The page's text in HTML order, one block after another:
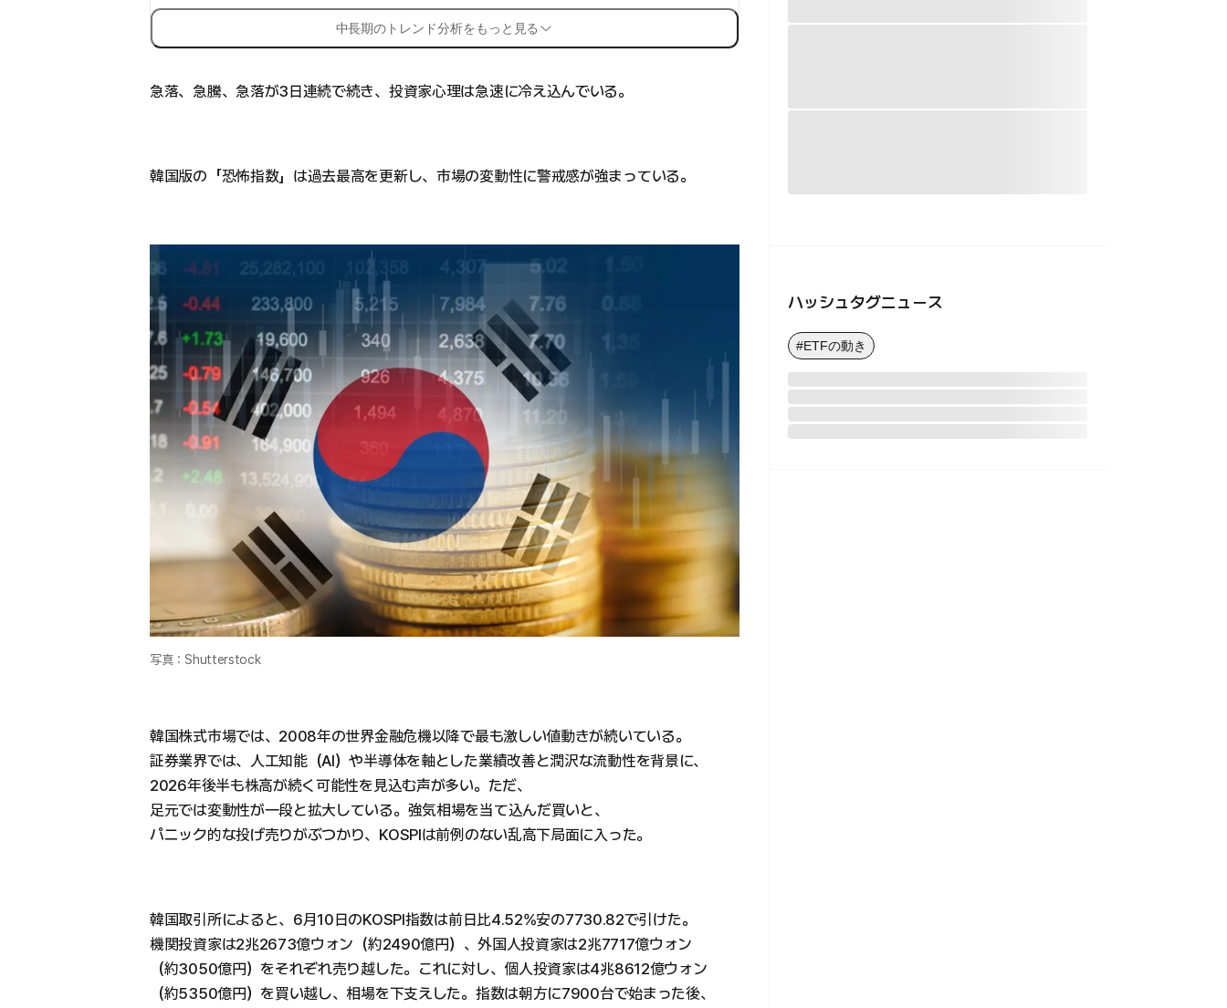
中長期のトレンド分析をもっと見る
急落、急騰、急落が3日連続で続き、投資家心理は急速に冷え込んでいる。
韓国版の「恐怖指数」は過去最高を更新し、市場の変動性に警戒感が強まっている。
写真：Shutterstock
韓国株式市場では、2008年の世界金融危機以降で最も激しい値動きが続いている。
証券業界では、人工知能（AI）や半導体を軸とした業績改善と潤沢な流動性を背景に、
2026年後半も株高が続く可能性を見込む声が多い。ただ、
足元では変動性が一段と拡大している。強気相場を当て込んだ買いと、
パニック的な投げ売りがぶつかり、KOSPIは前例のない乱高下局面に入った。
韓国取引所によると、6月10日のKOSPI指数は前日比4.52%安の7730.82で引けた。
機関投資家は2兆2673億ウォン（約2490億円）、外国人投資家は2兆7717億ウォン
（約3050億円）をそれぞれ売り越した。これに対し、個人投資家は4兆8612億ウォン
（約5350億円）を買い越し、相場を下支えした。指数は朝方に7900台で始まった後、
ハッシュタグニュース
#ETFの動き